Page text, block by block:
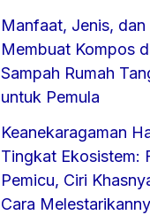
Manfaat, Jenis, dan
Membuat Kompos
Sampah Rumah
untuk Pemula
Keanekaragaman
Tingkat Ekosistem:
Pemicu, Ciri
Cara